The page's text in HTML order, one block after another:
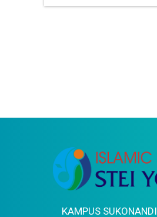
KAMPUS SUKONANDI